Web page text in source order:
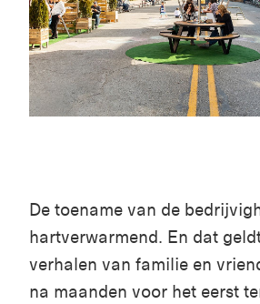
De toename van de
hartverwarmend. En dat
verhalen van familie en
na maanden voor het eerst